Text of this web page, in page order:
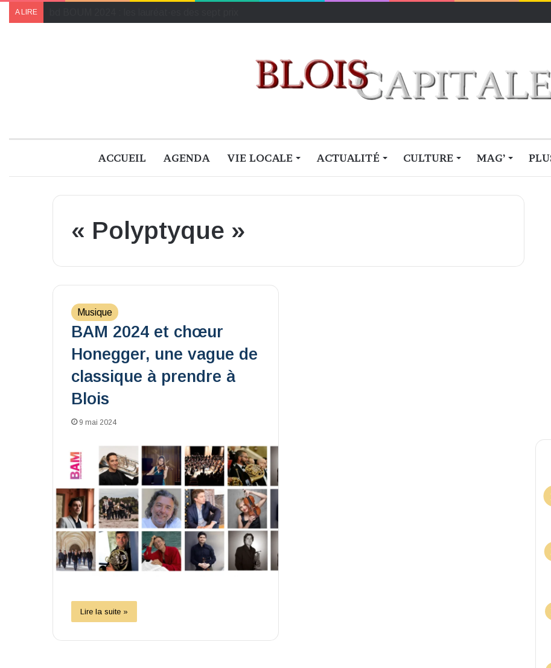
A LIRE
ACCUEIL AGENDA VIE LOCALE ACTUALITÉ CULTURE MAG’
« Polyptyque »
Musique
BAM 2024 et chœur
Honegger, une vague de
classique à prendre à
Blois
9 mai 2024
Lire la suite »